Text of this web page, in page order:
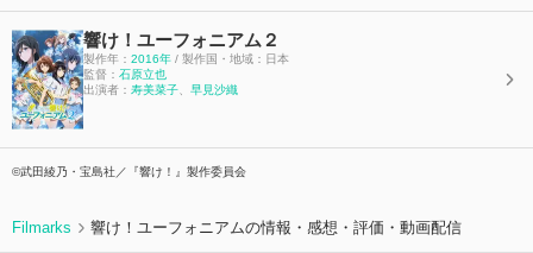
響け！ユーフォニアム２
製作年： 2016年 / 製作国・地域：日本
監督： 石原立也
出演者： 寿美菜子 早見沙織
©武田綾乃・宝島社／『響け！』製作委員会
Filmarks 響け！ユーフォニアムの情報・感想・評価・動画配信